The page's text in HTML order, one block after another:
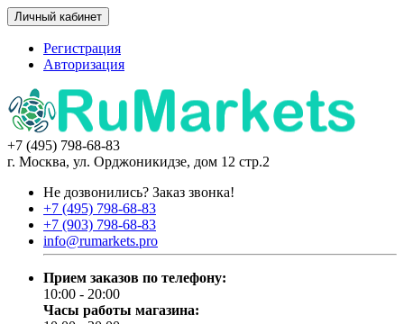
Личный кабинет
Регистрация
Авторизация
+7 (495) 798-68-83
г. Москва, ул. Орджоникидзе, дом 12 стр.2
Не дозвонились? Заказ звонка!
+7 (495) 798-68-83
+7 (903) 798-68-83
info@rumarkets.pro
Прием заказов по телефону:
10:00 - 20:00
Часы работы магазина: